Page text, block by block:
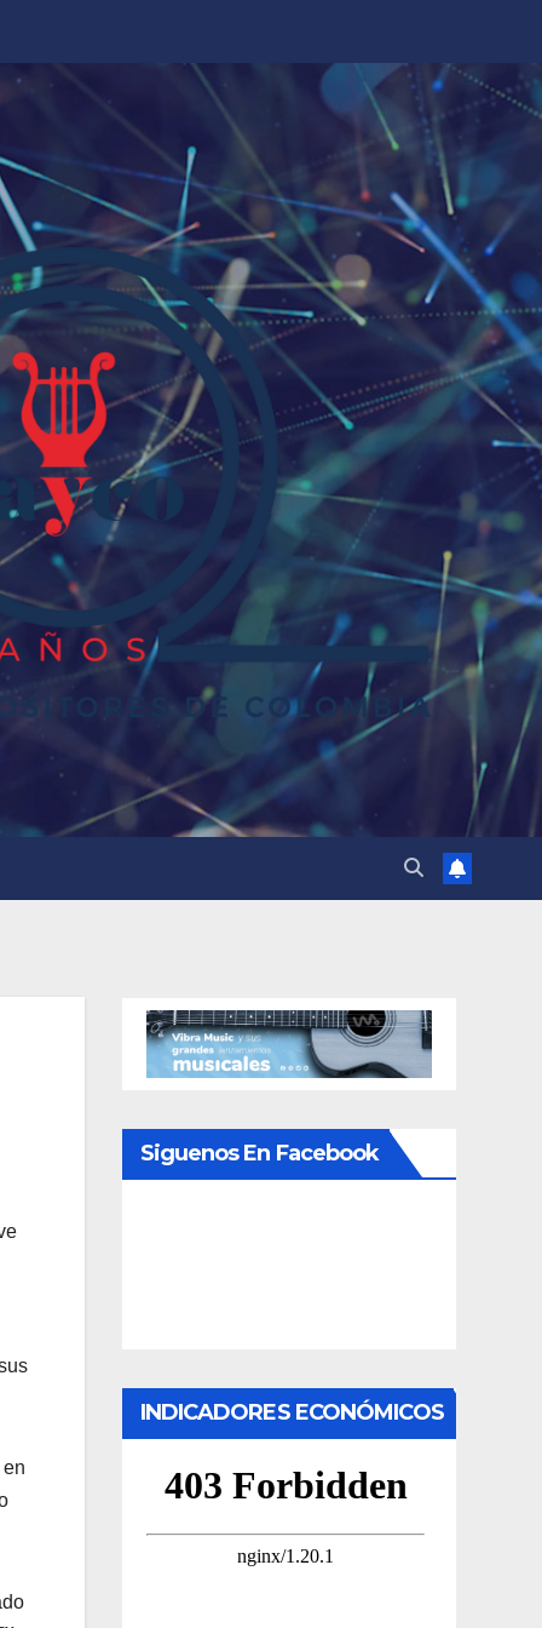
Siguenos En Facebook
INDICADORES ECONÓMICOS